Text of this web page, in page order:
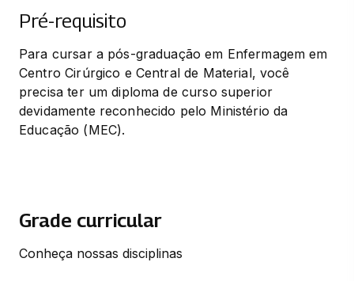
Pré-requisito
Para cursar a pós-graduação em Enfermagem em
Centro Cirúrgico e Central de Material, você
precisa ter um diploma de curso superior
devidamente reconhecido pelo Ministério da
Educação (MEC).
Grade curricular
Conheça nossas disciplinas